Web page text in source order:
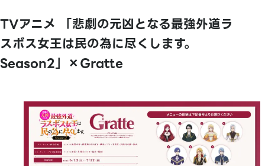
TVアニメ 「悲劇の元凶となる最強外道ラ
スボス女王は民の為に尽くします。
Season2」×Gratte